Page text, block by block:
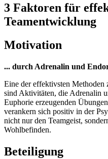
3 Faktoren für
Teamentwicklung
Motivation
... durch Adrenalin und
Eine der effektivsten Methoden
sind Aktivitäten, die Adrenalin
Euphorie erzeugenden
verankern sich positiv in der
nicht nur den Teamgeist,
Wohlbefinden.
Beteiligung